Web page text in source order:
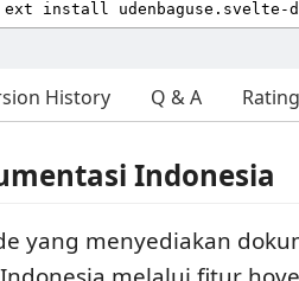
History Q & A
Indonesia
yang menyediakan